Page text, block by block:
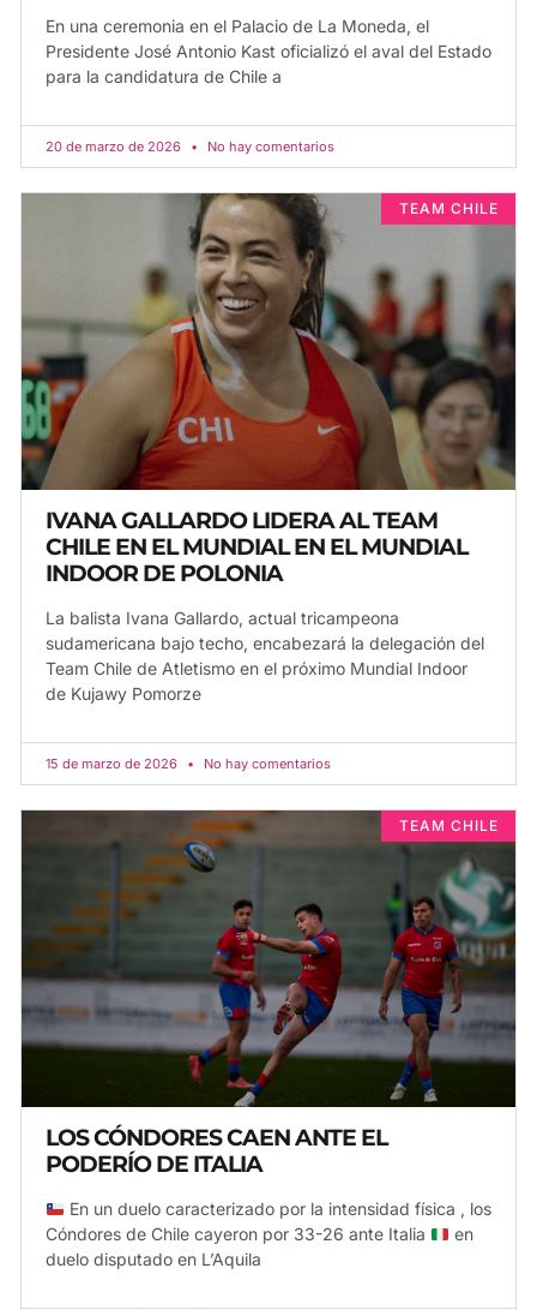
En una ceremonia en el Palacio de La Moneda, el
Presidente José Antonio Kast oficializó el aval del Estado
para la candidatura de Chile a
20 de marzo de 2026 No hay comentarios
TEAM CHILE
IVANA GALLARDO LIDERA AL TEAM
CHILE EN EL MUNDIAL EN EL MUNDIAL
INDOOR DE POLONIA
La balista Ivana Gallardo, actual tricampeona
sudamericana bajo techo, encabezará la delegación del
Team Chile de Atletismo en el próximo Mundial Indoor
de Kujawy Pomorze
15 de marzo de 2026 No hay comentarios
TEAM CHILE
LOS CÓNDORES CAEN ANTE EL
PODERÍO DE ITALIA
En un duelo caracterizado por la intensidad física , los
Cóndores de Chile cayeron por 33-26 ante Italia
en
duelo disputado en L’Aquila